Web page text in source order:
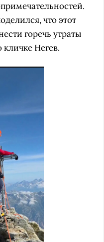
что этот
горечь утраты
кличке Негев.